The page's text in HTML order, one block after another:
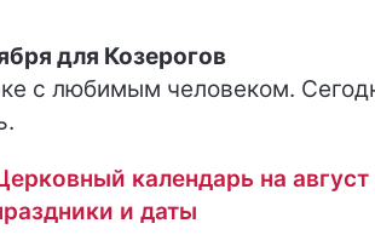
для Козерогов
с любимым человеком.
календарь на август
и даты